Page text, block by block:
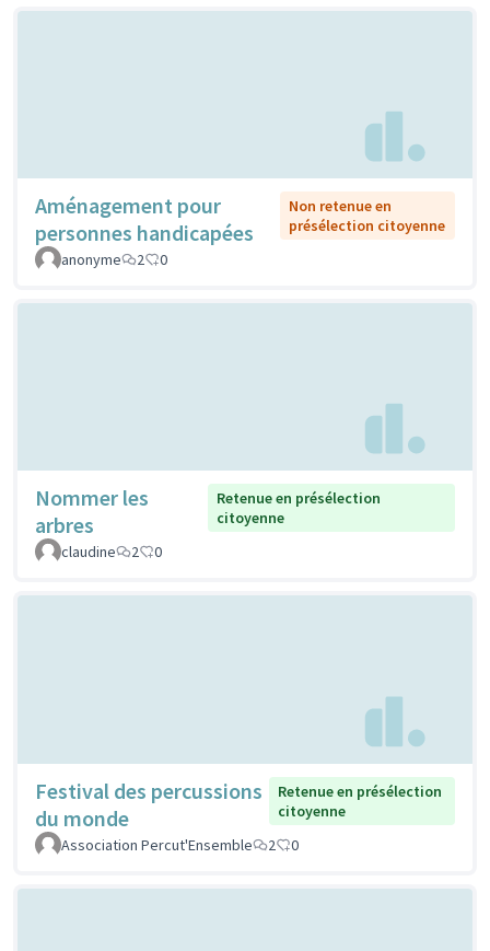
Aménagement pour
personnes handicapées
Non retenue en
présélection citoyenne
anonyme
2 0
Nommer les
arbres
Retenue en présélection
citoyenne
claudine
2 0
Festival des percussions
du monde
Retenue en présélection
citoyenne
Association Percut'Ensemble
2 0